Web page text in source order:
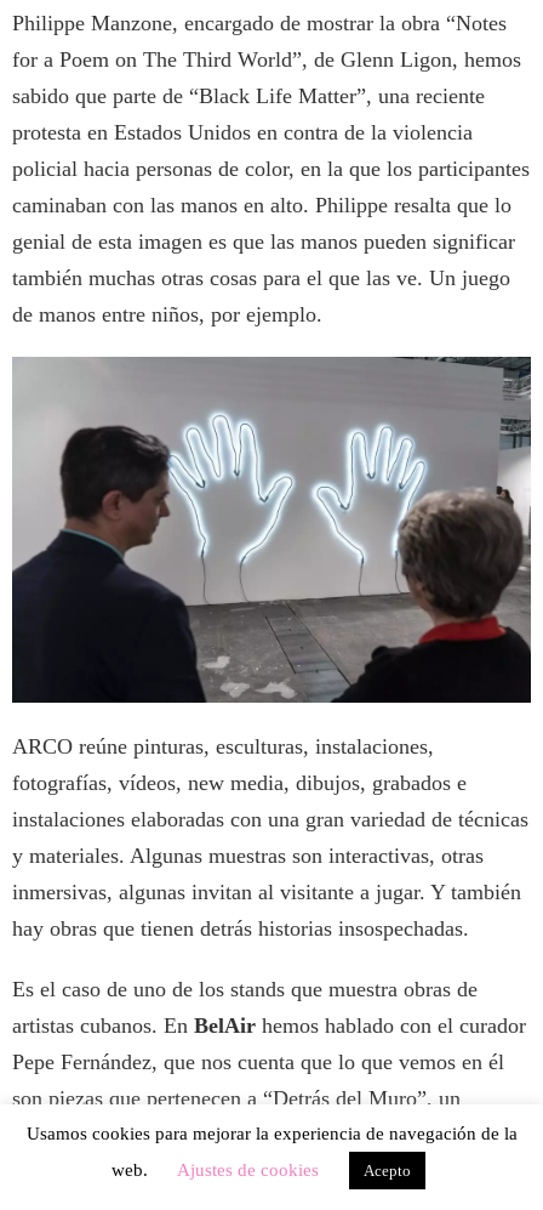
Philippe Manzone, encargado de mostrar la obra “Notes
for a Poem on The Third World”, de Glenn Ligon, hemos
sabido que parte de “Black Life Matter”, una reciente
protesta en Estados Unidos en contra de la violencia
policial hacia personas de color, en la que los participantes
caminaban con las manos en alto. Philippe resalta que lo
genial de esta imagen es que las manos pueden significar
también muchas otras cosas para el que las ve. Un juego
de manos entre niños, por ejemplo.
ARCO reúne pinturas, esculturas, instalaciones,
fotografías, vídeos, new media, dibujos, grabados e
instalaciones elaboradas con una gran variedad de técnicas
y materiales. Algunas muestras son interactivas, otras
inmersivas, algunas invitan al visitante a jugar. Y también
hay obras que tienen detrás historias insospechadas.
Es el caso de uno de los stands que muestra obras de
artistas cubanos. En BelAir hemos hablado con el curador
Pepe Fernández, que nos cuenta que lo que vemos en él
son piezas que pertenecen a “Detrás del Muro”, un
proyecto sociocultural que propone intervenciones
artísticas en el Malecón de La Habana. En una esquina se
Usamos cookies para mejorar la experiencia de navegación de la
web.
Ajustes de cookies Acepto